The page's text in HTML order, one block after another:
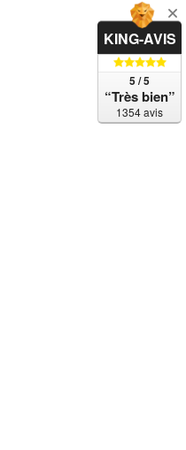
KING-AVIS
5 / 5
“Très bien”
1354 avis